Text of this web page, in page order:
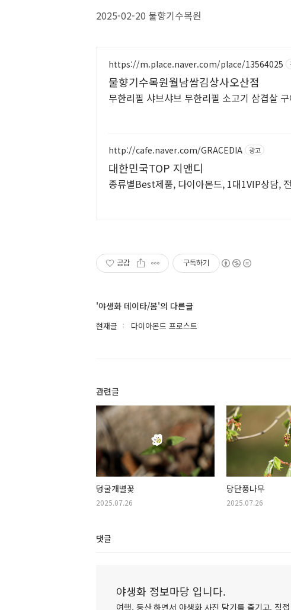
2025-02-20 물향기수목원
https://m.place.naver.com/place/13564025
물향기수목원월남쌈김상사오산점
무한리필 샤브샤브 무한리필 소고기 삼겹살 구
http://cafe.naver.com/GRACEDIA 광고
대한민국TOP 지앤디
종류별Best제품, 다이아몬드, 1대1VIP상담,
공감 구독하기
'야생화 데이타/봄'의 다른글
현재글 다이아몬드 프로스트
관련글
덩굴개별꽃
2025.07.26
당단풍나무
2025.07.26
댓글
야생화 정보마당 입니다.
여행, 등산 하면서 야생화 사진 담기를 즐기고, 직